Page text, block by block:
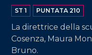
ST 1 PUNTATA 210
La direttrice della
Cosenza, Maura
Bruno.